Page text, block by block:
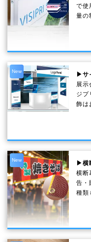
で使
量の
New
▶サ
展示
ジプ
飾は
New
▶横
横断
告・
種類